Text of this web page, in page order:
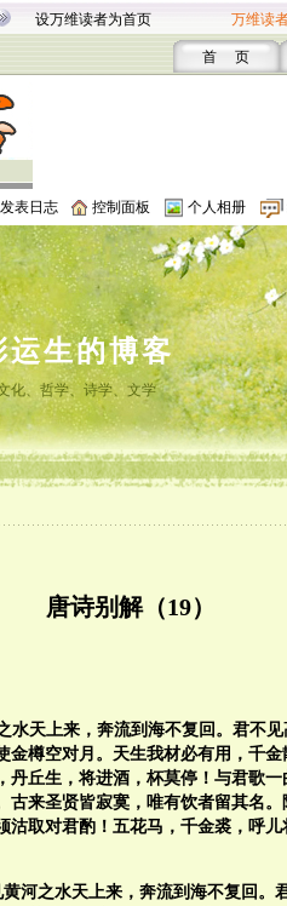
设万维读者为首页 万维读
首 页
发表日志 控制面板 个人相册
运生的博客
化、哲学、诗学、文学
唐诗别解（19）
水天上来，奔流到海不复回。君不
金樽空对月。天生我材必有用，千
丹丘生，将进酒，杯莫停！与君歌
古来圣贤皆寂寞，唯有饮者留其名
沽取对君酌！五花马，千金裘，呼
河之水天上来，奔流到海不复回。